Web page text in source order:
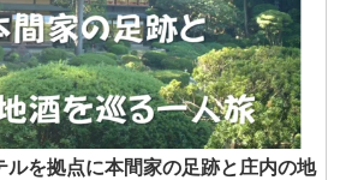
ルを拠点に本間家の足跡と庄内の地